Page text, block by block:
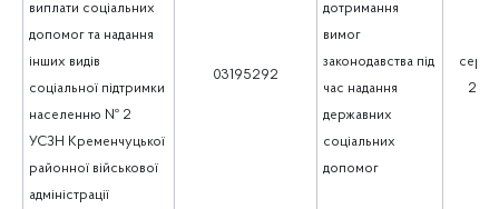
виплати соціальних
допомог та надання
інших видів
соціальної підтримки
населенню № 2
УСЗН Кременчуцької
районної військової
адміністрації
03195292
дотримання
вимог
законодавства під
час надання
державних
соціальних
допомог